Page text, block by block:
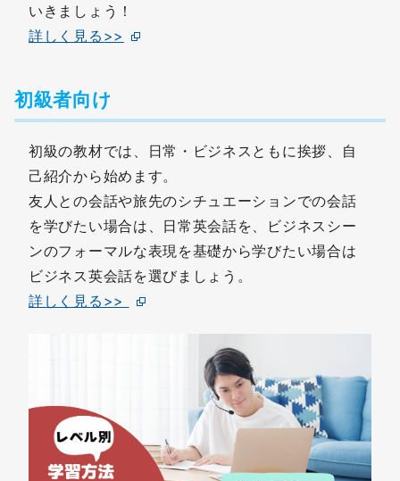
いきましょう！
詳しく見る>>
初級者向け
初級の教材では、日常・ビジネスともに挨拶、自
己紹介から始めます。
友人との会話や旅先のシチュエーションでの会話
を学びたい場合は、日常英会話を、ビジネスシー
ンのフォーマルな表現を基礎から学びたい場合は
ビジネス英会話を選びましょう。
詳しく見る>>